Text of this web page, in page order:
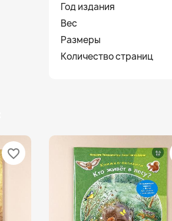
Год издания
Вес
Размеры
Количество страниц
favorite_border